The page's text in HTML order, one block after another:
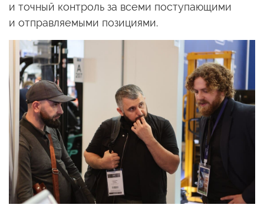
и точный контроль за всеми поступающими
и отправляемыми позициями.